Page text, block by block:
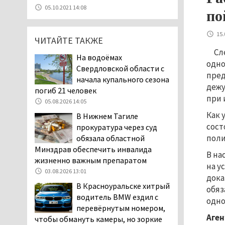
при
Как
В
на
Тагильские спасатели
помогли заблудившемуся
в лесу мужчине найти
06.08.2026 16:28
Прокуратура
Дзержинского района
Нижнего Тагила
отношении «Водоканала-НТ» из-за
отсутствия холодной воды
06.08.2026 15:42
Двое детей пострадали
при сходе трамвая с
06.08.2026 14:25
Правительство РФ
разрешило производство
05.10.2021 14:08
ЧИТАЙТЕ ТАКЖЕ
На водоёмах
Свердловской области с
начала купального сезона
погиб 21 человек
05.08.2026 14:05
В Нижнем Тагиле
прокуратура через суд
обязала областной
Минздрав обеспечить инвалида
жизненно важным препаратом
03.08.2026 13:01
В Красноуральске хитрый
водитель BMW ездил с
перевёрнутым номером,
чтобы обмануть камеры, но зоркие